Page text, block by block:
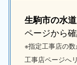
生駒市の水
ページから確
※指定工事店の
工事店ページへ